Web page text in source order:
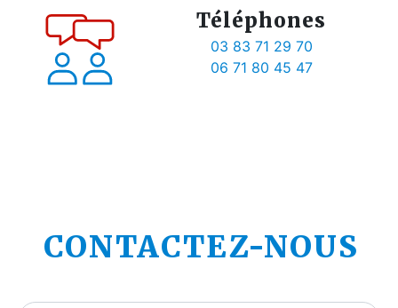
Téléphones
03 83 71 29 70
06 71 80 45 47
CONTACTEZ-NOUS